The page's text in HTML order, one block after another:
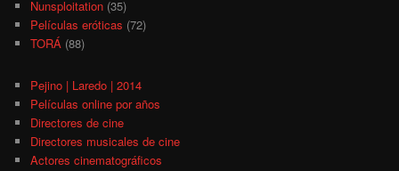
Nunsploitation (35)
Películas eróticas (72)
TORÁ (88)
Pejino | Laredo | 2014
Películas online por años
Directores de cine
Directores musicales de cine
Actores cinematográficos